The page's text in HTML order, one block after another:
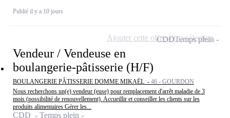
Publié il y a 10 jours
Vendeur / Vendeuse en
boulangerie-pâtisserie (H/F)
BOULANGERIE PÂTISSERIE DOMME MIKAËL - 46 - GOURDON
Nous recherchons un(e) vendeur (euse) pour remplacement d'arrêt maladie de 3
mois (possibilité de renouvellement). Accueillir et conseiller les clients sur les
produits alimentaires Gérer les...
CDD - Temps plein
CDDTemps plein
Ajouter cette offre à ma sélection